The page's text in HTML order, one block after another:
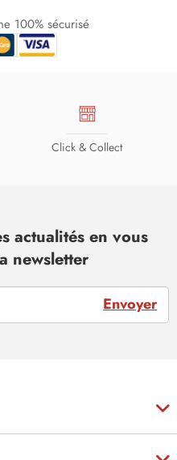
100% sécurisé
Click & Collect
actualités en vous
newsletter
Envoyer